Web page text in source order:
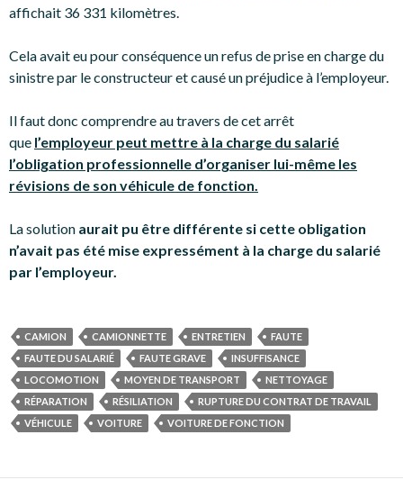
affichait 36 331 kilomètres.
Cela avait eu pour conséquence un refus de prise en charge du
sinistre par le constructeur et causé un préjudice à l’employeur.
Il faut donc comprendre au travers de cet arrêt
que l’employeur peut mettre à la charge du salarié
l’obligation professionnelle d’organiser lui-même les
révisions de son véhicule de fonction.
La solution aurait pu être différente si cette obligation
n’avait pas été mise expressément à la charge du salarié
par l’employeur.
CAMION CAMIONNETTE ENTRETIEN
FAUTE
FAUTE DU SALARIÉ
FAUTE GRAVE
INSUFFISANCE
LOCOMOTION
MOYEN DE TRANSPORT
NETTOYAGE
RÉPARATION
RÉSILIATION
RUPTURE DU CONTRAT DE TRAVAIL
VÉHICULE
VOITURE VOITURE DE FONCTION